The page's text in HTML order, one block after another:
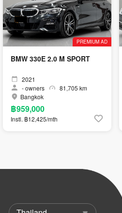
PREMIUM AD
BMW 330E 2.0 M SPORT
2021
-owners
81,705 km
Bangkok
฿959,000
Instl. ฿12,425/mth